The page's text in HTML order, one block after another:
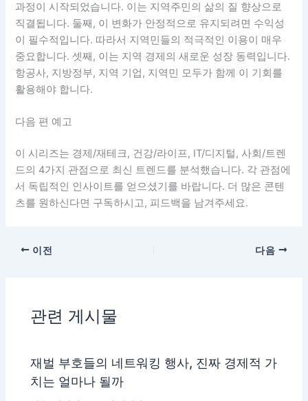
과정이 시작되었습니다. 이는 지역주민의 삶의 질 향상으로
직결됩니다. 둘째, 이 변화가 안정적으로 유지되려면 수익성
이 필수적입니다. 따라서 지역민들의 적극적인 이용이 매우
중요합니다. 셋째, 이는 지역 경제의 새로운 성장 동력입니다.
항공사, 지방정부, 지역 기업, 지역민 모두가 함께 이 기회를
활용해야 합니다.
다음 편 예고
이 시리즈는 경제/재테크, 건강/라이프, IT/디지털, 사회/트렌
드의 4가지 관점으로 최신 트렌드를 분석했습니다. 각 관점에
서 독립적인 인사이트를 얻으셨기를 바랍니다. 더 많은 콘텐
츠를 원하신다면 구독하시고, 피드백을 남겨주세요.
이전 다음
관련 게시물
재벌 부호들의 네트워킹 행사, 진짜 경제적 가
치는 얼마나 될까